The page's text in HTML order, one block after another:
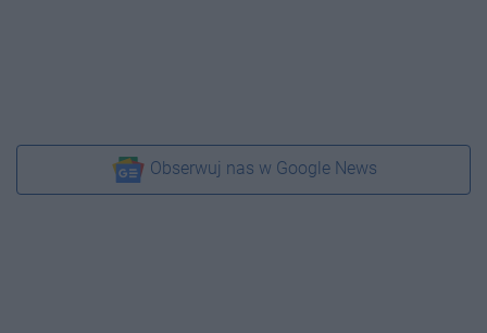
Obserwuj nas w Google News